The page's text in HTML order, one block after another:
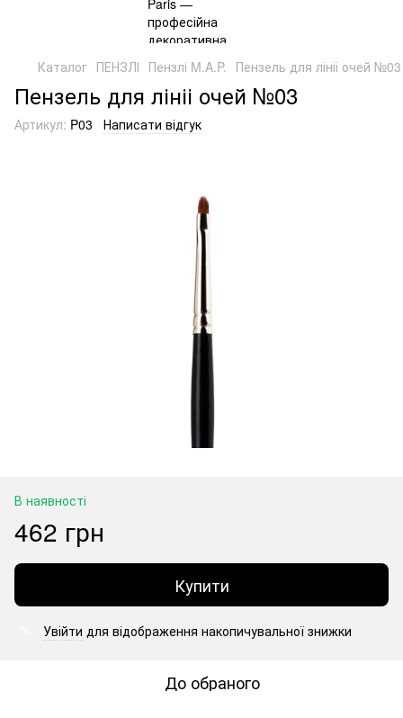
Каталог ПЕНЗЛІ Пензлі M.A.P. Пензель для лініі очей №03
Пензель для лініі очей №03
Артикул: P03 Написати відгук
В наявності
462 грн
Купити
Увійти для відображення накопичувальної знижки
До обраного